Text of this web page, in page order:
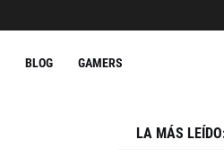
BLOG GAMERS
LA MÁS